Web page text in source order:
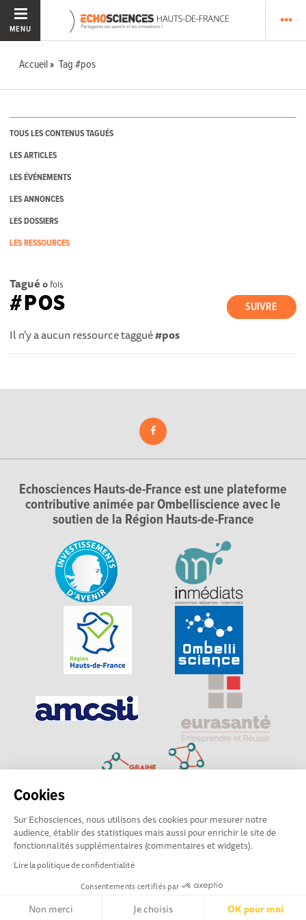
Cookies
Sur Echosciences, nous utilisons des cookies pour mesurer notre
audience, établir des statistiques mais aussi pour enrichir le site de
fonctionnalités supplémentaires (commentaires et widgets).
Lire la politique de confidentialité
Consentements certifiés par
Non merci Je choisis OK pour moi
MENU
Accueil Tag #pos
TOUS LES CONTENUS TAGUÉS
LES ARTICLES
LES ÉVÉNEMENTS
LES ANNONCES
LES DOSSIERS
LES RESSOURCES
Tagué 0fois
SUIVRE
#POS
Il n'y a aucun ressource taggué#pos
Echosciences Hauts-de-France est une plateforme
contributive animée par Ombelliscience avec le
soutien de la Région Hauts-de-France
Explorer, s’exprimer, rentrer en contact : Echosciences
Hauts-de-France est le réseau social des amateurs de
sciences et de technologies du territoire
Mentions légales|Politique de confidentialité
Ligne éditoriale